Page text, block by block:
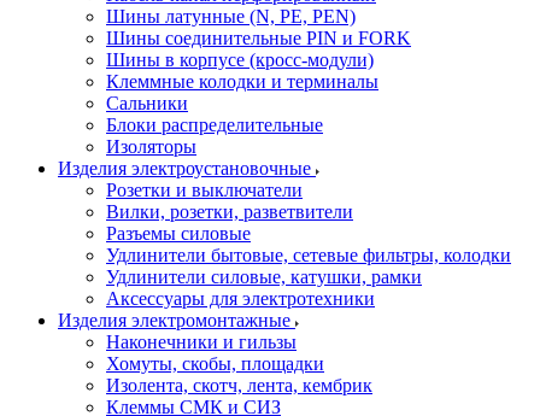
Шины латунные (N, PE, PEN)
Шины соединительные PIN и FORK
Шины в корпусе (кросс-модули)
Клеммные колодки и терминалы
Сальники
Блоки распределительные
Изоляторы
Изделия электроустановочные
Розетки и выключатели
Вилки, розетки, разветвители
Разъемы силовые
Удлинители бытовые, сетевые фильтры, колодки
Удлинители силовые, катушки, рамки
Аксессуары для электротехники
Изделия электромонтажные
Наконечники и гильзы
Хомуты, скобы, площадки
Изолента, скотч, лента, кембрик
Клеммы СМК и СИЗ